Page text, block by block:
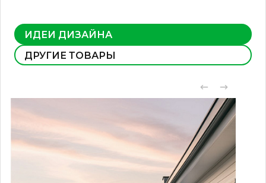
ИДЕИ ДИЗАЙНА
ДРУГИЕ ТОВАРЫ